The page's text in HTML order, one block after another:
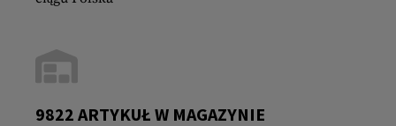
9822 ARTYKUŁ W MAGAZYNIE